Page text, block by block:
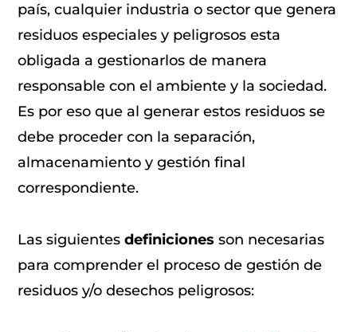
país, cualquier industria o sector que genera
residuos especiales y peligrosos esta
obligada a gestionarlos de manera
responsable con el ambiente y la sociedad.
Es por eso que al generar estos residuos se
debe proceder con la separación,
almacenamiento y gestión final
correspondiente.
Las siguientesdefiniciones son necesarias
para comprender el proceso de gestión de
residuos y/o desechos peligrosos: